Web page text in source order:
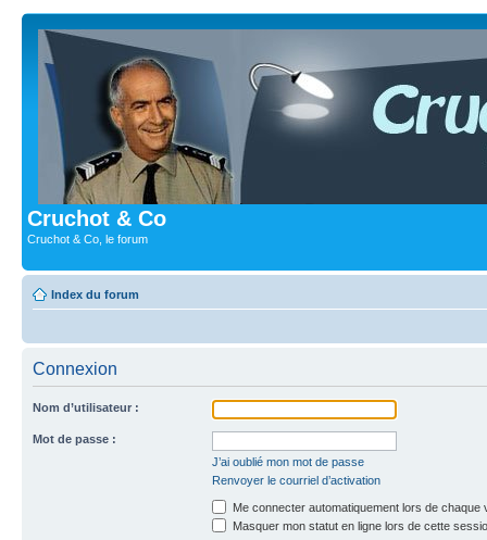
Cruchot & Co
Cruchot & Co, le forum
Index du forum
Connexion
Nom d’utilisateur :
Mot de passe :
J’ai oublié mon mot de passe
Renvoyer le courriel d’activation
Me connecter automatiquement lors de chaque
Masquer mon statut en ligne lors de cette